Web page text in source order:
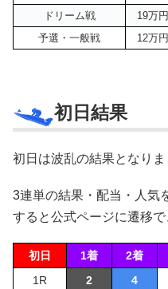
ドリーム戦
19万円
予選・一般戦
12万円
初日結果
初日は波乱の結果となりま
3連単の結果・配当・人気
すると公式ページに遷移で
初日 1着 2着
1R
2 4